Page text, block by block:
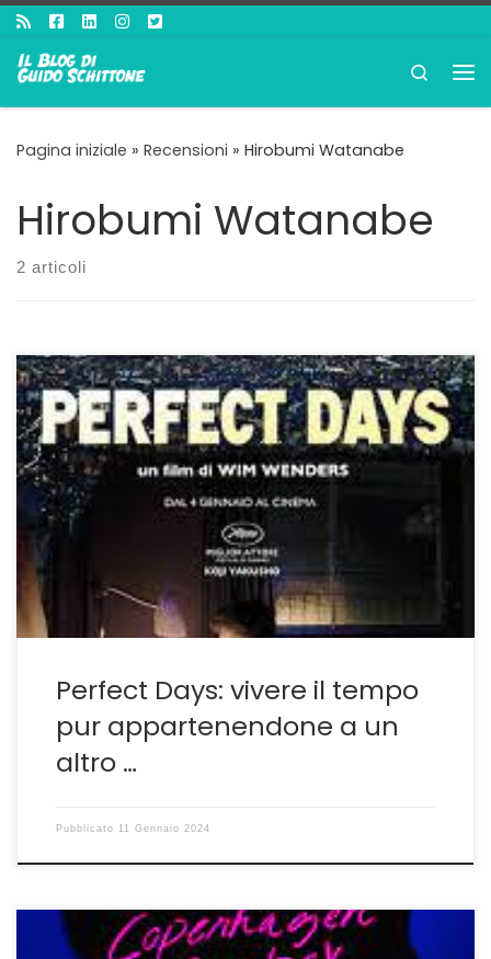
Passa al contenuto
Search
Pagina iniziale » Recensioni » Hirobumi Watanabe
Hirobumi Watanabe
2 articoli
Elogio della lentezza Perfect Days riporta Wim Wenders
a realizzare un vero e proprio film dopo una decade
trascorsa nel mondo dei documentari. L’autore tedesco
lo fa tornando in quella che sembra essere la sua terra
promessa: il Giappone. Con questa opera il
settantottenne Wenders dimostra di avere colto in […]
Perfect Days: vivere il tempo
pur appartenendone a un
altro …
Pubblicato 11 Gennaio 2024